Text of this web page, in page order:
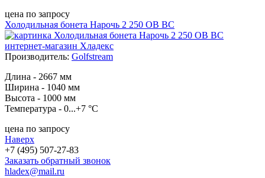
цена по запросу
Холодильная бонета Нарочь 2 250 ОВ ВС
Производитель: Golfstream
Длина - 2667 мм
Ширина - 1040 мм
Высота - 1000 мм
Температура - 0...+7 °С
цена по запросу
Наверх
+7 (495) 507-27-83
Заказать обратный звонок
hladex@mail.ru